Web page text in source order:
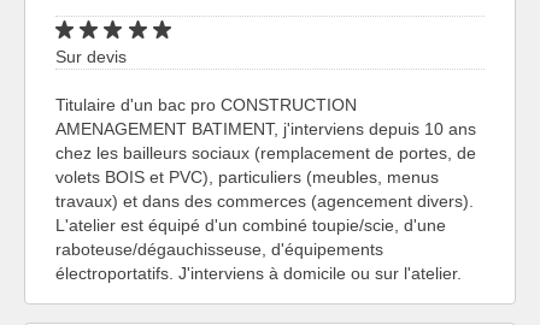
Sur devis
Titulaire d'un bac pro CONSTRUCTION
AMENAGEMENT BATIMENT, j'interviens depuis 10 ans
chez les bailleurs sociaux (remplacement de portes, de
volets BOIS et PVC), particuliers (meubles, menus
travaux) et dans des commerces (agencement divers).
L'atelier est équipé d'un combiné toupie/scie, d'une
raboteuse/dégauchisseuse, d'équipements
électroportatifs. J'interviens à domicile ou sur l'atelier.